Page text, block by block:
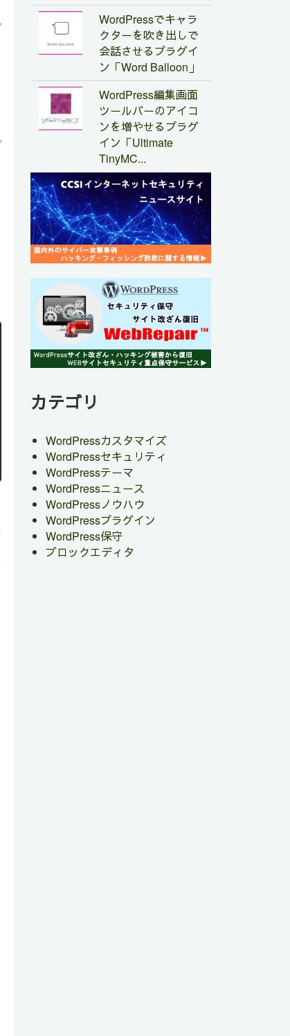
WordPressでキャラ
クターを吹き出しで
会話させるプラグイ
ン「Word Balloon」
WordPress編集画面
ツールバーのアイコ
ンを増やせるプラグ
イン「Ultimate
TinyMC...
カテゴリ
WordPressカスタマイズ
WordPressセキュリティ
WordPressテーマ
WordPressニュース
WordPressノウハウ
WordPressプラグイン
WordPress保守
ブロックエディタ